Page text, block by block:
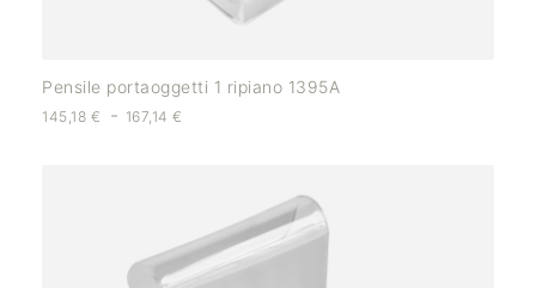
Pensile portaoggetti 1 ripiano 1395A
145,18 € - 167,14€